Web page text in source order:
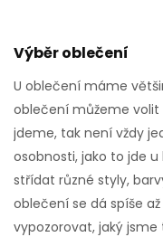
Výběr oblečení
U oblečení máme
oblečení můžeme
jdeme, tak není vždy
osobnosti, jako to jde
střídat různé styly,
oblečení se dá spíše
vypozorovat, jaký jsme